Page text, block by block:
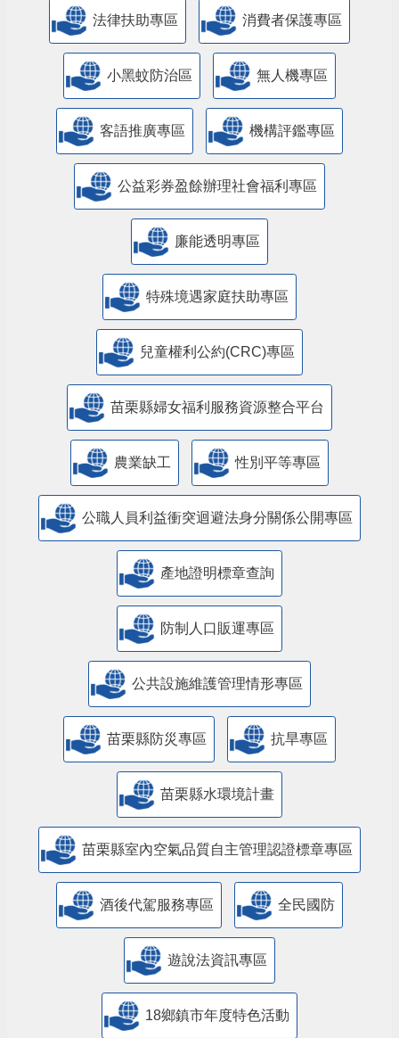
法律扶助專區 消費者保護專區
小黑蚊防治區 無人機專區
客語推廣專區 機構評鑑專區
公益彩券盈餘辦理社會福利專區
廉能透明專區
特殊境遇家庭扶助專區
兒童權利公約(CRC)專區
苗栗縣婦女福利服務資源整合平台
農業缺工 性別平等專區
公職人員利益衝突迴避法身分關係公開專區
產地證明標章查詢
防制人口販運專區
​公共設施維護管理情形專區
苗栗縣防災專區 抗旱專區
苗栗縣水環境計畫
苗栗縣室內空氣品質自主管理認證標章專區
酒後代駕服務專區 全民國防
遊說法資訊專區
18鄉鎮市年度特色活動